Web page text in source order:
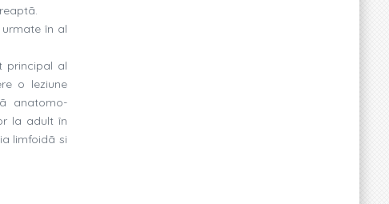
în al
principal al
o leziune
anatomo-
la adult în
limfoidã si